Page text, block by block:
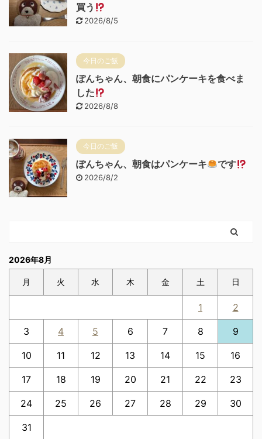
買う
2026/8/5
今日のご飯
ぽんちゃん、朝食にパンケーキを食べま
した
2026/8/8
今日のご飯
ぽんちゃん、朝食はパンケーキ です
2026/8/2
2026年8月
月 火 水 木 金 土 日
1 2
3 4 5 6 7 8 9
10 11 12 13 14 15 16
17 18 19 20 21 22 23
24 25 26 27 28 29 30
31